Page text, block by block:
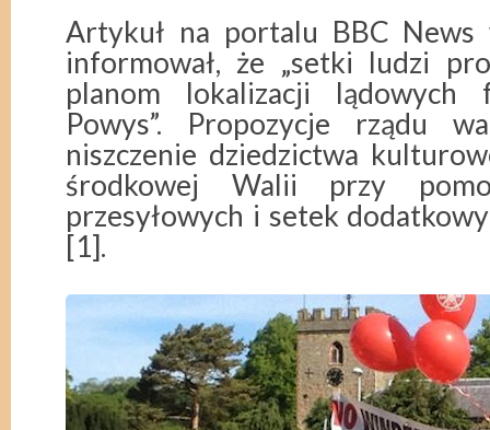
Artykuł na portalu BBC
informował, że „setki ludzi
planom lokalizacji
Powys”. Propozycje rządu
niszczenie dziedzictwa
środkowej Walii przy
przesyłowych i setek
[1].